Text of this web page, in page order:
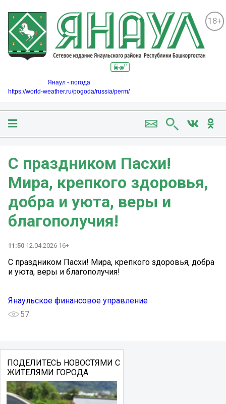
18+
Янаул - погода
https://world-weather.ru/pogoda/russia/perm/
С праздником Пасхи!
Мира, крепкого здоровья,
добра и уюта, веры и
благополучия!
11:50 12.04.2026 16+
С праздником Пасхи! Мира, крепкого здоровья, добра
и уюта, веры и благополучия!
Янаульское финансовое управление
57
ПОДЕЛИТЕСЬ НОВОСТЯМИ С
ЖИТЕЛЯМИ ГОРОДА